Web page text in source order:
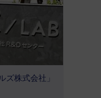
ズ株式会社」